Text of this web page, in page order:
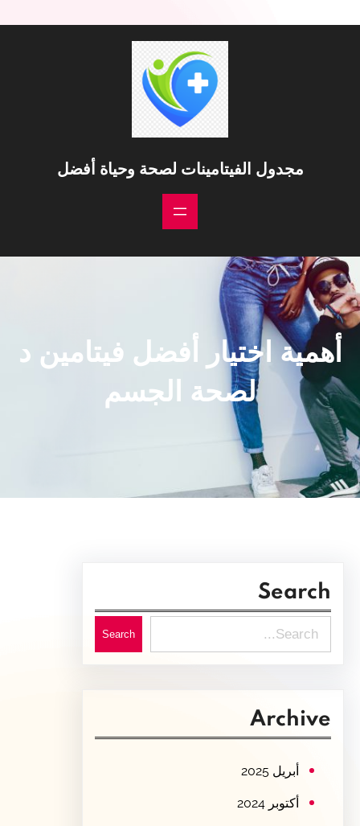
مجدول الفيتامينات لصحة وحياة أفضل
أهمية اختيار أفضل فيتامين د
لصحة الجسم
Search
e
c
Search
Archive
أبريل 2025
أكتوبر 2024